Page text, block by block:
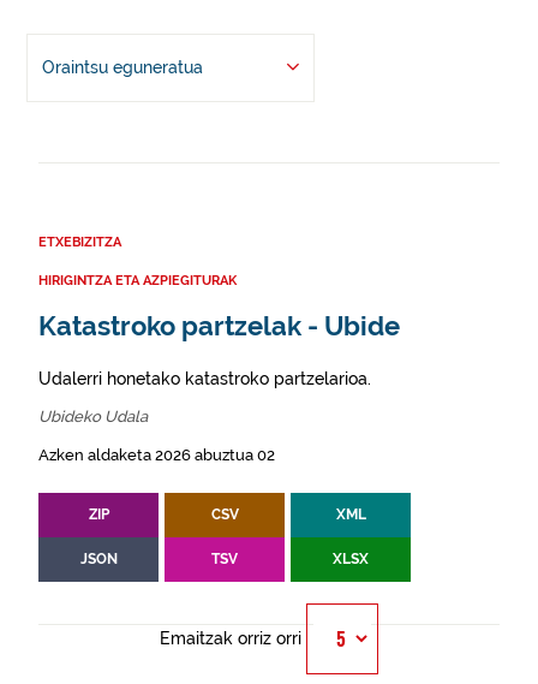
Oraintsu eguneratua
ETXEBIZITZA
HIRIGINTZA ETA AZPIEGITURAK
Katastroko partzelak - Ubide
Udalerri honetako katastroko partzelarioa.
Ubideko Udala
Azken aldaketa 2026 abuztua 02
ZIP CSV XML
JSON TSV XLSX
Emaitzak orriz orri